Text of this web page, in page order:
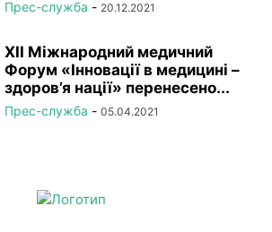
Прес-служба - 20.12.2021
XII Міжнародний медичний
Форум «Інновації в медицині –
здоров’я нації» перенесено...
Прес-служба - 05.04.2021